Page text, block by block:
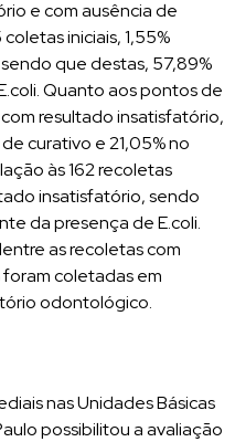
e com ausência de
iniciais, 1,55%
que destas, 57,89%
Quanto aos pontos de
resultado insatisfatório,
curativo e 21,05% no
às 162 recoletas
insatisfatório, sendo
da presença de E.coli.
as recoletas com
coletadas em
odontológico.
nas Unidades Básicas
possibilitou a avaliação